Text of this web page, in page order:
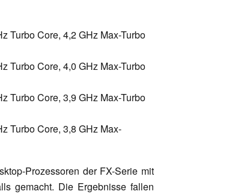
Turbo Core, 4,2 GHz Max-Turbo
Turbo Core, 4,0 GHz Max-Turbo
Turbo Core, 3,9 GHz Max-Turbo
Turbo Core, 3,8 GHz Max-
Prozessoren der FX-Serie mit
gemacht. Die Ergebnisse fallen